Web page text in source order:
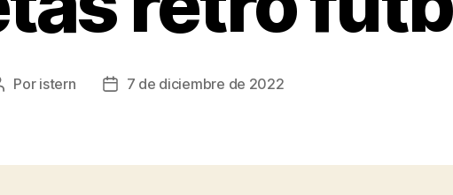
Por istern
Fecha7 de diciembre de 2022